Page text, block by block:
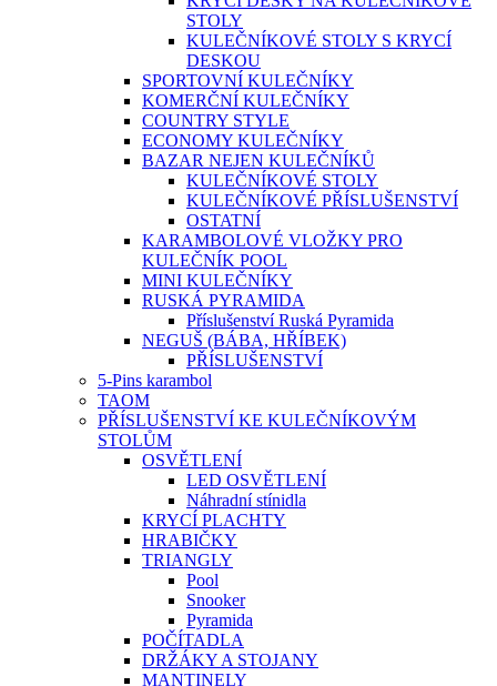
STOLY
KULEČNÍKOVÉ STOLY S KRYCÍ
DESKOU
SPORTOVNÍ KULEČNÍKY
KOMERČNÍ KULEČNÍKY
COUNTRY STYLE
ECONOMY KULEČNÍKY
BAZAR NEJEN KULEČNÍKŮ
KULEČNÍKOVÉ STOLY
KULEČNÍKOVÉ PŘÍSLUŠENSTVÍ
OSTATNÍ
KARAMBOLOVÉ VLOŽKY PRO
KULEČNÍK POOL
MINI KULEČNÍKY
RUSKÁ PYRAMIDA
Příslušenství Ruská Pyramida
NEGUŠ (BÁBA, HŘÍBEK)
PŘÍSLUŠENSTVÍ
5-Pins karambol
TAOM
PŘÍSLUŠENSTVÍ KE KULEČNÍKOVÝM
STOLŮM
OSVĚTLENÍ
LED OSVĚTLENÍ
Náhradní stínidla
KRYCÍ PLACHTY
HRABIČKY
TRIANGLY
Pool
Snooker
Pyramida
POČÍTADLA
DRŽÁKY A STOJANY
MANTINELY